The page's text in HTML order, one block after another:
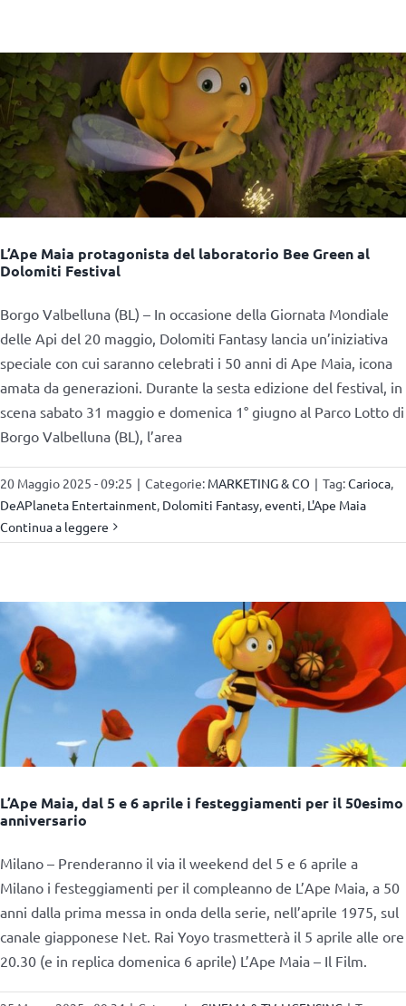
L’Ape Maia protagonista del laboratorio Bee Green al
Dolomiti Festival
Borgo Valbelluna (BL) – In occasione della Giornata Mondiale
delle Api del 20 maggio, Dolomiti Fantasy lancia un’iniziativa
speciale con cui saranno celebrati i 50 anni di Ape Maia, icona
amata da generazioni. Durante la sesta edizione del festival, in
scena sabato 31 maggio e domenica 1° giugno al Parco Lotto di
Borgo Valbelluna (BL), l’area
20 Maggio 2025 - 09:25 | Categorie: MARKETING & CO | Tag:Carioca,
DeAPlaneta Entertainment, Dolomiti Fantasy,eventi, L'Ape Maia
Continua a leggere
L’Ape Maia, dal 5 e 6 aprile i festeggiamenti per il 50esimo
anniversario
Milano – Prenderanno il via il weekend del 5 e 6 aprile a
Milano i festeggiamenti per il compleanno de L’Ape Maia, a 50
anni dalla prima messa in onda della serie, nell’aprile 1975, sul
canale giapponese Net. Rai Yoyo trasmetterà il 5 aprile alle ore
20.30 (e in replica domenica 6 aprile) L’Ape Maia – Il Film.